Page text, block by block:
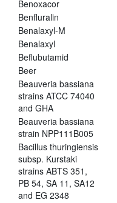
Benoxacor
Benfluralin
Benalaxyl-M
Benalaxyl
Beflubutamid
Beer
Beauveria bassiana
strains ATCC 74040
and GHA
Beauveria bassiana
strain NPP111B005
Bacillus thuringiensis
subsp. Kurstaki
strains ABTS 351,
PB 54, SA 11, SA12
and EG 2348